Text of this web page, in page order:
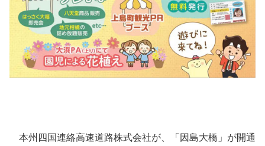
本州四国連絡高速道路株式会社が、「因島大橋」が開通